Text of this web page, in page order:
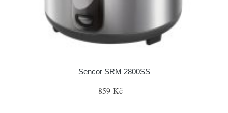
Sencor SRM 2800SS
859 Kč